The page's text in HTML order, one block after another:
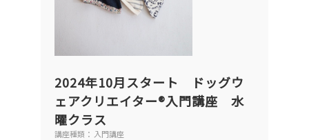
2024年10月スタート ドッグウ
ェアクリエイター®入門講座 水
曜クラス
講座種類： 入門講座